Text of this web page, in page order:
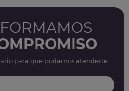
para que podamos atenderte